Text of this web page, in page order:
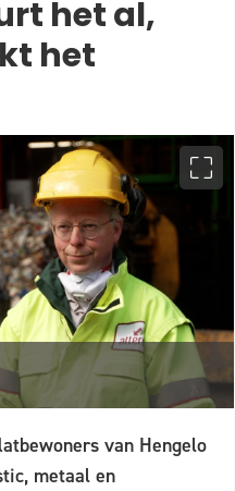
het al,
het
van Hengelo
metaal en